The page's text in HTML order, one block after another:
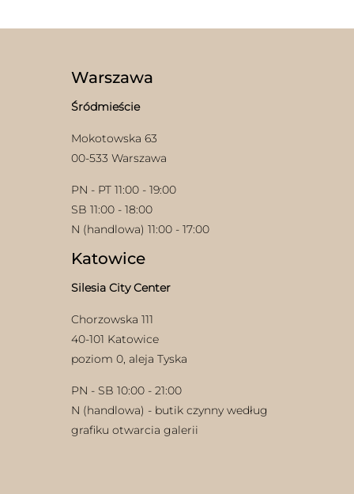
na
produktu
Warszawa
Śródmieście
Mokotowska 63
00-533 Warszawa
PN - PT 11:00 - 19:00
SB 11:00 - 18:00
N (handlowa) 11:00 - 17:00
Katowice
Silesia City Center
Chorzowska 111
40-101 Katowice
poziom 0, aleja Tyska
PN - SB 10:00 - 21:00
N (handlowa) - butik czynny według
grafiku otwarcia galerii